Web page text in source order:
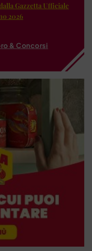
Gazzetta Ufficiale
2026
& Concorsi